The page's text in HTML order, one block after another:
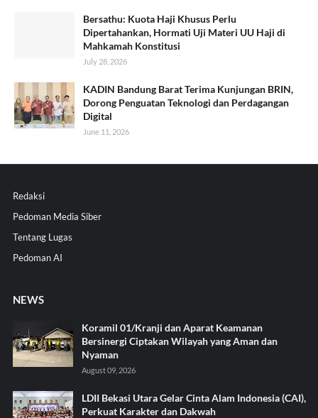
Bersathu: Kuota Haji Khusus Perlu
Dipertahankan, Hormati Uji Materi UU Haji di
Mahkamah Konstitusi
July 28, 2026
KADIN Bandung Barat Terima Kunjungan BRIN,
Dorong Penguatan Teknologi dan Perdagangan
Digital
June 11, 2026
Redaksi
Pedoman Media Siber
Tentang Lugas
Pedoman AI
NEWS
Koramil 01/Kranji dan Aparat Keamanan
Bersinergi Ciptakan Wilayah yang Aman dan
Nyaman
August 09, 2026
LDII Bekasi Utara Gelar Cinta Alam Indonesia (CAI),
Perkuat Karakter dan Dakwah